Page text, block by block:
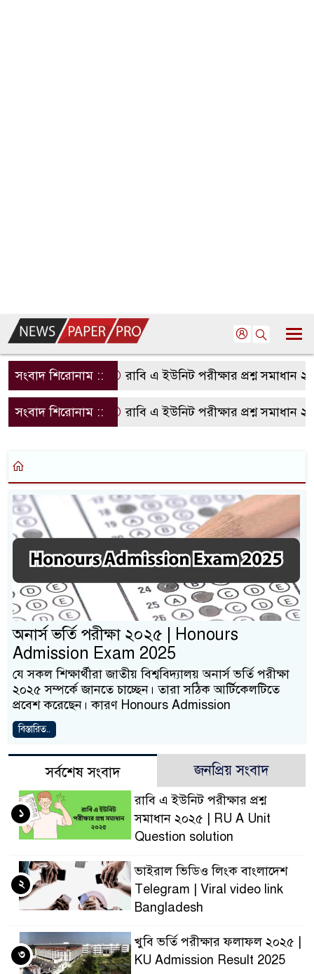
সংবাদ শিরোনাম :: রাবি এ ইউনিট পরীক্ষার প্রশ্ন
সংবাদ শিরোনাম :: রাবি এ ইউনিট পরীক্ষার প্রশ্ন
অনার্স ভর্তি পরীক্ষা ২০২৫ | Honours
Admission Exam 2025
যে সকল শিক্ষার্থীরা জাতীয় বিশ্ববিদ্যালয় অনার্স ভর্তি পরীক্ষা
২০২৫ সম্পর্কে জানতে চাচ্ছেন। তারা সঠিক আর্টিকেলটিতে
প্রবেশ করেছেন। কারণ ‌Honours Admission
বিস্তারিত..
সর্বশেষ সংবাদ জনপ্রিয় সংবাদ
রাবি এ ইউনিট পরীক্ষার প্রশ্ন
সমাধান ২০২৫ | RU A Unit
Question solution
১
ভাইরাল ভিডিও লিংক বাংলাদেশ
Telegram | Viral video link
Bangladesh
২
খুবি ভর্তি পরীক্ষার ফলাফল ২০২৫ |
KU Admission Result 2025
৩